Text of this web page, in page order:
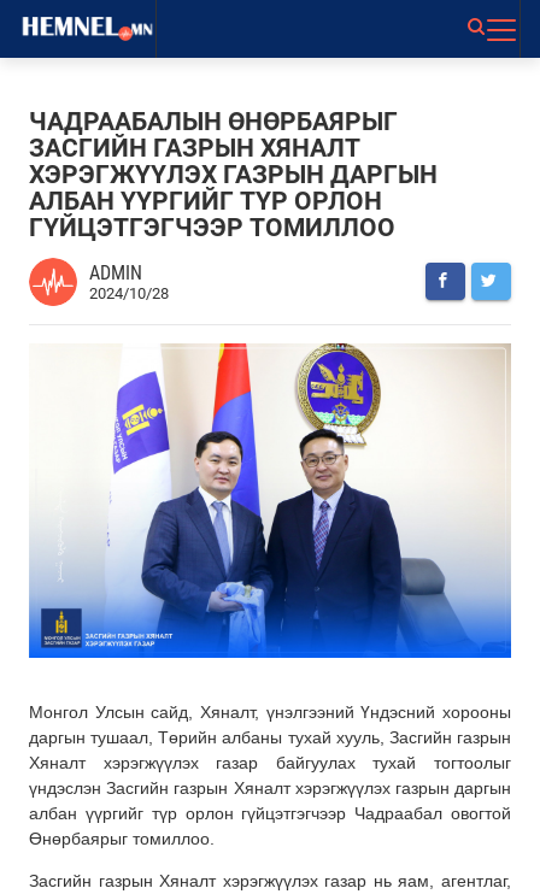
ЧАДРААБАЛЫН ӨНӨРБАЯРЫГ
ЗАСГИЙН ГАЗРЫН ХЯНАЛТ
ХЭРЭГЖҮҮЛЭХ ГАЗРЫН ДАРГЫН
АЛБАН ҮҮРГИЙГ ТҮР ОРЛОН
ГҮЙЦЭТГЭГЧЭЭР ТОМИЛЛОО
ADMIN
2024/10/28
Монгол Улсын сайд, Хяналт, үнэлгээний Үндэсний хорооны
даргын тушаал, Төрийн албаны тухай хууль, Засгийн газрын
Хяналт хэрэгжүүлэх газар байгуулах тухай тогтоолыг
үндэслэн Засгийн газрын Хяналт хэрэгжүүлэх газрын даргын
албан үүргийг түр орлон гүйцэтгэгчээр Чадраабал овогтой
Өнөрбаярыг томиллоо.
Засгийн газрын Хяналт хэрэгжүүлэх газар нь яам, агентлаг,